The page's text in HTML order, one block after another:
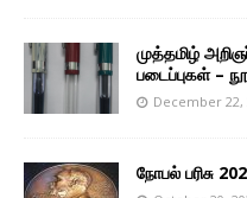
முத்தமிழ்
படைப்புகள் –
December 22,
நோபல் பரிசு